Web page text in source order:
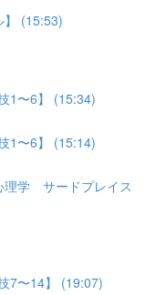
】 (15:53)
1〜6】 (15:34)
1〜6】 (15:14)
学 サードプレイス
7〜14】 (19:07)